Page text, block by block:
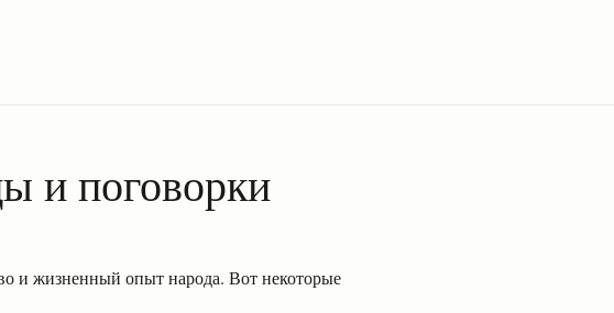
и поговорки
и жизненный опыт народа. Вот некоторые